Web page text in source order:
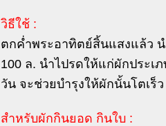
วิธีใช้ :
ตกค่ำพระอาทิตย์สิ้นแสงแล้ว น
100 ล. นำไปรดให้แก่ผักประ
วัน จะช่วยบำรุงให้ผักนั้นโตเ
สำหรับผักกินยอด กินใบ :